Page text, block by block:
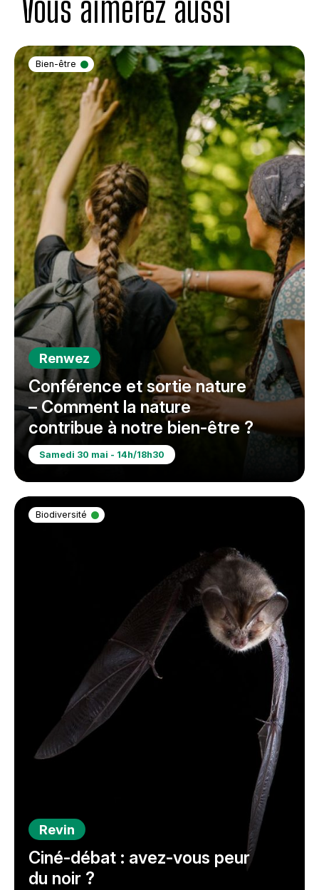
Vous aimerez aussi
Bien-être
Renwez
Conférence et sortie nature
– Comment la nature
contribue à notre bien-être ?
Samedi 30 mai - 14h/18h30
Biodiversité
Revin
Ciné-débat : avez-vous peur
du noir ?